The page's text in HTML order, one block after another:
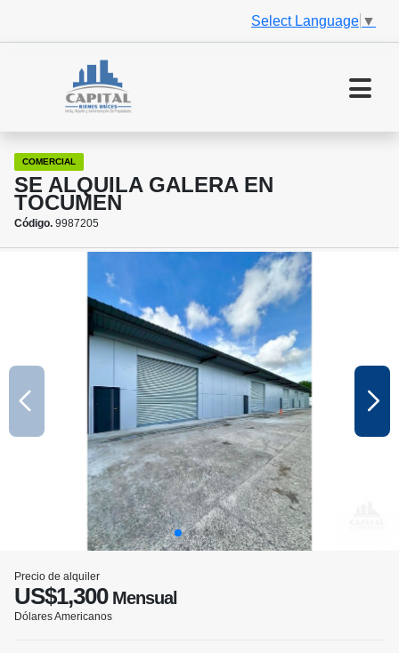
Select Language ▼
COMERCIAL
SE ALQUILA GALERA EN
TOCUMEN
Código. 9987205
Precio de alquiler
US$1,300Mensual
Dólares Americanos